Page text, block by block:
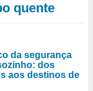
quente
da segurança
dos
aos destinos de